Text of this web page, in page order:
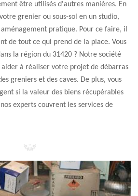
être utilisés d'autres manières. En
grenier ou sous-sol en un studio,
pratique. Pour ce faire, il
de tout ce qui prend de la place. Vous
la région du 31420 ? Notre société
aider à réaliser votre projet de débarras
greniers et des caves. De plus, vous
si la valeur des biens récupérables
experts couvrent les services de